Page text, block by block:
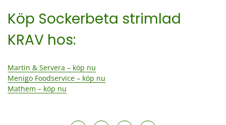
Köp Sockerbeta strimlad
KRAV hos:
Martin & Servera – köp nu
Menigo Foodservice – köp nu
Mathem – köp nu